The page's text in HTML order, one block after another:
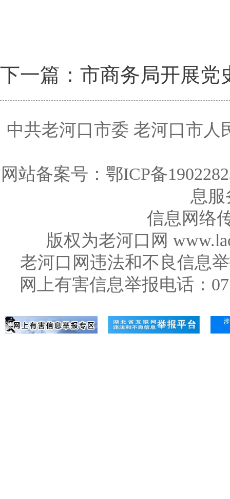
下一篇：市商务局开展党
中共老河口市委 老河口市
网站备案号： 鄂ICP备
息服
信息网络
版权为老河口网
老河口网违法和不良信息举
网上有害信息举报电话：